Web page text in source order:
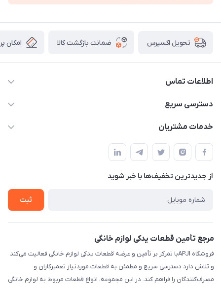
تحویل اکسپرس ضمانت بازگشت کالا امکان
اطلاعات تماس
09106753413
دسترسی سریع
حساب کاربری
لیست محصولات
درباره ما
خدمات مشتریان
قوانین و مقررات
حریم خصوصی
راهنما
از جدید‌ترین تخفیف‌ها با‌ خبر شوید
ثبت
مرجع تأمین قطعات یدکی لوازم خانگی
فروشگاه APJIبا تمرکز بر تأمین و عرضه قطعات یدکی لوازم خانگی فعالیت می‌کند
و تلاش دارد دسترسی سریع و مطمئن به قطعات موردنیاز تعمیرکاران و
مصرف‌کنندگان را فراهم کند. در این مجموعه، انواع قطعات مربوط به لوازم خانگی